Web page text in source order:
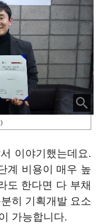
이야기했는데요.
계 비용이 매우 높
도 한다면 다 부채
히 기획개발 요소
가능합니다.